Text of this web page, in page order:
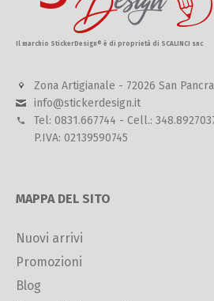
Il marchio StickerDesign® è di proprietà di SCALINCI snc
Zona Artigianale - 72026 San
info@stickerdesign.it
Tel: 0831.667744 - Cell.:
P.IVA: 02139590745
MAPPA DEL SITO
Nuovi arrivi
Promozioni
Blog